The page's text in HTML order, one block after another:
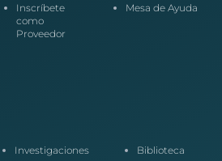
Inscríbete
como
Proveedor
Mesa de Ayuda
Investigaciones
Biblioteca